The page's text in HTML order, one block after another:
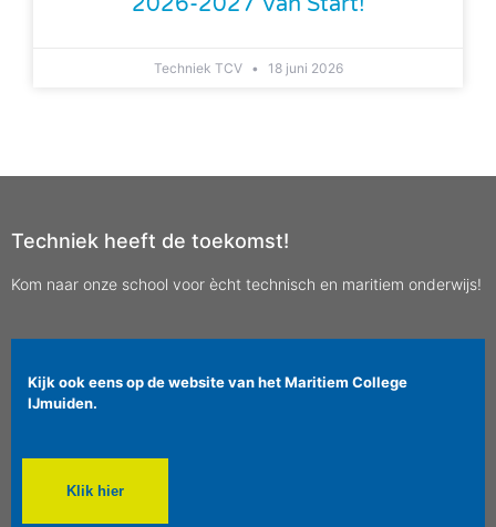
Techniek TCV 18 juni 2026
Techniek heeft de toekomst!
Kom naar onze school voor ècht technisch en maritiem onderwijs!
Kijk ook eens op de website van het Maritiem College
IJmuiden.
Klik hier